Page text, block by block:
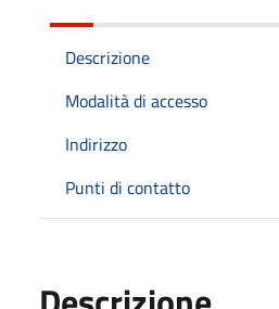
Descrizione
Modalità di accesso
Indirizzo
Punti di contatto